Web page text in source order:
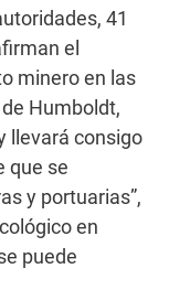
41
el
minero en las
Humboldt,
llevará consigo
que se
y portuarias”,
en
puede